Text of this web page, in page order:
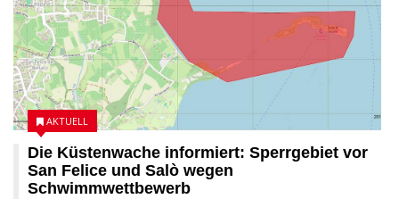
Die Küstenwache informiert: Sperrgebiet vor
San Felice und Salò wegen
Schwimmwettbewerb
AKTUELL